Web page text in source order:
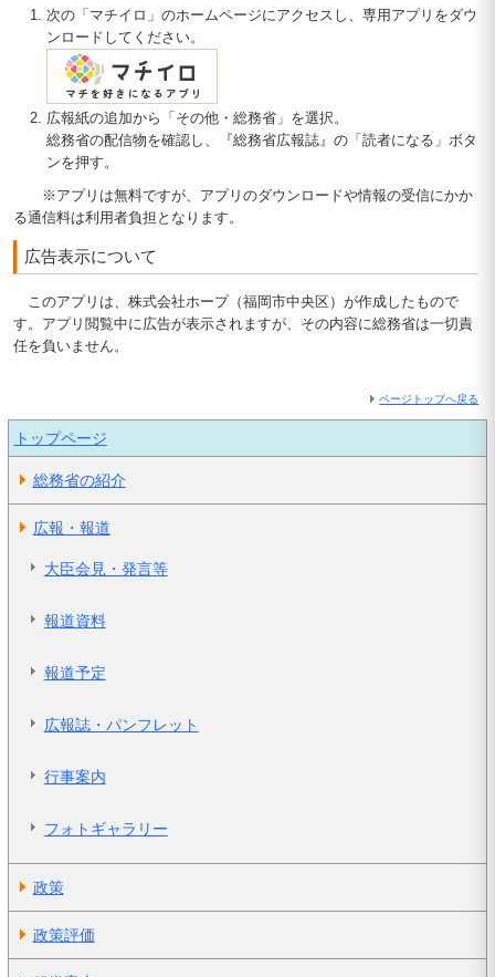
次の「マチイロ」のホームページにアクセスし、専用アプリをダウ
ンロードしてください。
広報紙の追加から「その他・総務省」を選択。
総務省の配信物を確認し、『総務省広報誌』の「読者になる」ボタ
ンを押す。
※アプリは無料ですが、アプリのダウンロードや情報の受信にかか
る通信料は利用者負担となります。
広告表示について
このアプリは、株式会社ホープ（福岡市中央区）が作成したもので
す。アプリ閲覧中に広告が表示されますが、その内容に総務省は一切責
任を負いません。
ページトップへ戻る
トップページ
総務省の紹介
広報・報道
大臣会見・発言等
報道資料
報道予定
広報誌・パンフレット
行事案内
フォトギャラリー
政策
政策評価